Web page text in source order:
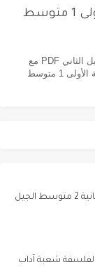
اختبارات مادة اللغة العربية السنة الأولى 1 متوسط
اختبارات مادة اللغة العربية السنة الأولى 1 متوسط الجيل الثاني PDF مع
التصحيح تحميل نماذج اختبارات مادة اللغة العربية السنة الأولى 1 متوسط
المخططات السنوية السنة الثانية 2 متوسط الجيل
شعبة آداب